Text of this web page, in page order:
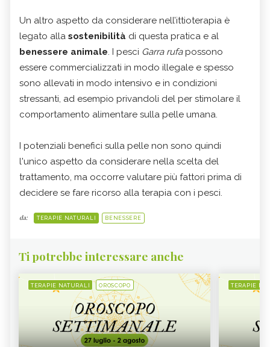
Un altro aspetto da considerare nell’ittioterapia è
legato alla sostenibilità di questa pratica e al
benessere animale. I pesci Garra rufapossono
essere commercializzati in modo illegale e spesso
sono allevati in modo intensivo e in condizioni
stressanti, ad esempio privandoli del per stimolare il
comportamento alimentare sulla pelle umana.
I potenziali benefici sulla pelle non sono quindi
l'unico aspetto da considerare nella scelta del
trattamento, ma occorre valutare più fattori prima di
decidere se fare ricorso alla terapia con i pesci.
da: TERAPIE NATURALI BENESSERE
Ti potrebbe interessare anche
TERAPIE NATURALI OROSCOPO TERAPIE